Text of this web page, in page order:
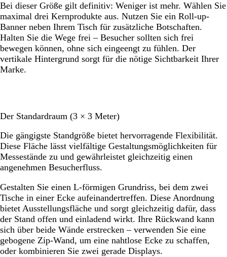
Bei dieser Größe gilt definitiv: Weniger ist mehr. Wählen Sie
maximal drei Kernprodukte aus. Nutzen Sie ein Roll-up-
Banner neben Ihrem Tisch für zusätzliche Botschaften.
Halten Sie die Wege frei – Besucher sollten sich frei
bewegen können, ohne sich eingeengt zu fühlen. Der
vertikale Hintergrund sorgt für die nötige Sichtbarkeit Ihrer
Marke.
Der Standardraum (3 × 3 Meter)
Die gängigste Standgröße bietet hervorragende Flexibilität.
Diese Fläche lässt vielfältige Gestaltungsmöglichkeiten für
Messestände zu und gewährleistet gleichzeitig einen
angenehmen Besucherfluss.
Gestalten Sie einen L-förmigen Grundriss, bei dem zwei
Tische in einer Ecke aufeinandertreffen. Diese Anordnung
bietet Ausstellungsfläche und sorgt gleichzeitig dafür, dass
der Stand offen und einladend wirkt. Ihre Rückwand kann
sich über beide Wände erstrecken – verwenden Sie eine
gebogene Zip-Wand, um eine nahtlose Ecke zu schaffen,
oder kombinieren Sie zwei gerade Displays.